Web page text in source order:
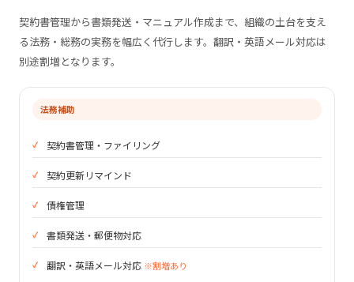
契約書管理から書類発送・マニュアル作成まで、組織の土台を支え
る法務・総務の実務を幅広く代行します。翻訳・英語メール対応は
別途割増となります。
法務補助
契約書管理・ファイリング
契約更新リマインド
債権管理
書類発送・郵便物対応
翻訳・英語メール対応 ※割増あり